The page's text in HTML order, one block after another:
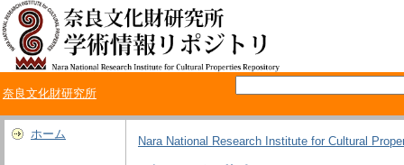
奈良文化財研究所
ホーム
Nara National Research Institute for Cultural